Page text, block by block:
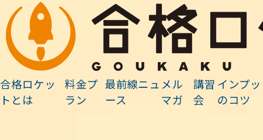
合格ロケッ
トとは
料金プ
ラン
最前線ニュ
ース
メル
マガ
講習
会
インプ
のコツ
最前線ニュース
ホーム»最前線ニュース»事務連絡»動画ライブラリーをご利用ください